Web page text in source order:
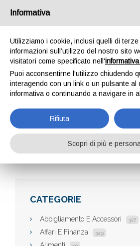
FIORIFLOR
Aziende Fioriflor
CATEGORIE
Abbigliamento E Accessori 327
Affari E Finanza 349
Informativa
Utilizziamo i cookie, inclusi quelli di
informazioni sull’utilizzo del nostro sito
visitatori come specificato nell'
Puoi acconsentirne l'utilizzo chiudendo
interagendo con un link o un pulsante al
informativa o continuando a navigare in
Rifiuta
Scopri di più e